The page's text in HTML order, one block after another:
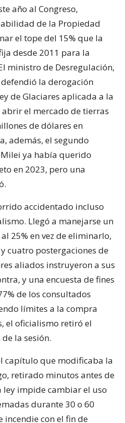
año al Congreso,
de la Propiedad
el tope del 15% que la
desde 2011 para la
ministro de Desregulación,
la derogación
de Glaciares aplicada a la
el mercado de tierras
de dólares en
además, el segundo
ya había querido
en 2023, pero una
accidentado incluso
Llegó a manejarse un
25% en vez de eliminarlo,
cuatro postergaciones de
aliados instruyeron a sus
y una encuesta de fines
de los consultados
límites a la compra
el oficialismo retiró el
la sesión.
capítulo que modificaba la
retirado minutos antes de
ley impide cambiar el uso
durante 30 o 60
incendie con el fin de